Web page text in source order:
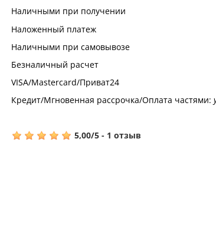
Наличными при получении
Наложенный платеж
Наличными при самовывозе
Безналичный расчет
VISA/Mastercard/Приват24
Кредит/Мгновенная рассрочка/Оплата частями:
5,00/5- 1 отзыв